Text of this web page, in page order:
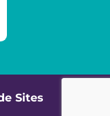
Sites